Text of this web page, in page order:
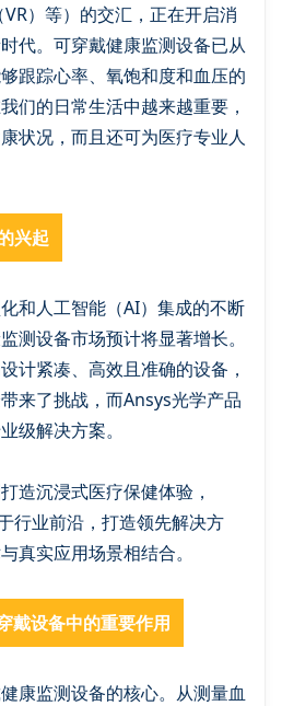
）等）的交汇，正在开启消
代。可穿戴健康监测设备已从
跟踪心率、氧饱和度和血压的
们的日常生活中越来越重要，
状况，而且还可为医疗专业人
兴起
和人工智能（AI）集成的不断
测设备市场预计将显著增长。
计紧凑、高效且准确的设备，
来了挑战，而Ansys光学产品
级解决方案。
造沉浸式医疗保健体验，
行业前沿，打造领先解决方
真实应用场景相结合。
戴设备中的重要作用
康监测设备的核心。从测量血